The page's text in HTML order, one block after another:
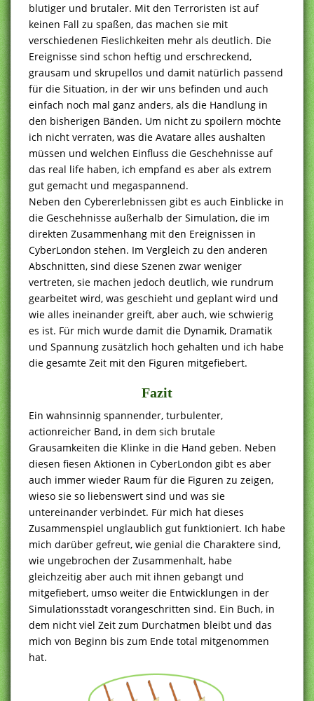
blutiger und brutaler. Mit den Terroristen ist auf
keinen Fall zu spaßen, das machen sie mit
verschiedenen Fieslichkeiten mehr als deutlich. Die
Ereignisse sind schon heftig und erschreckend,
grausam und skrupellos und damit natürlich passend
für die Situation, in der wir uns befinden und auch
einfach noch mal ganz anders, als die Handlung in
den bisherigen Bänden. Um nicht zu spoilern möchte
ich nicht verraten, was die Avatare alles aushalten
müssen und welchen Einfluss die Geschehnisse auf
das real life haben, ich empfand es aber als extrem
gut gemacht und megaspannend.
Neben den Cybererlebnissen gibt es auch Einblicke in
die Geschehnisse außerhalb der Simulation, die im
direkten Zusammenhang mit den Ereignissen in
CyberLondon stehen. Im Vergleich zu den anderen
Abschnitten, sind diese Szenen zwar weniger
vertreten, sie machen jedoch deutlich, wie rundrum
gearbeitet wird, was geschieht und geplant wird und
wie alles ineinander greift, aber auch, wie schwierig
es ist. Für mich wurde damit die Dynamik, Dramatik
und Spannung zusätzlich hoch gehalten und ich habe
die gesamte Zeit mit den Figuren mitgefiebert.
Fazit
Ein wahnsinnig spannender, turbulenter,
actionreicher Band, in dem sich brutale
Grausamkeiten die Klinke in die Hand geben. Neben
diesen fiesen Aktionen in CyberLondon gibt es aber
auch immer wieder Raum für die Figuren zu zeigen,
wieso sie so liebenswert sind und was sie
untereinander verbindet. Für mich hat dieses
Zusammenspiel unglaublich gut funktioniert. Ich habe
mich darüber gefreut, wie genial die Charaktere sind,
wie ungebrochen der Zusammenhalt, habe
gleichzeitig aber auch mit ihnen gebangt und
mitgefiebert, umso weiter die Entwicklungen in der
Simulationsstadt vorangeschritten sind. Ein Buch, in
dem nicht viel Zeit zum Durchatmen bleibt und das
mich von Beginn bis zum Ende total mitgenommen
hat.